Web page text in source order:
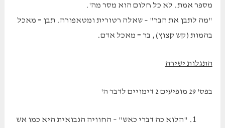
מספר אמת. לא כל חלום הוא מסר מה'.
"מה לתבן את הבר" – שאלה רטורית ומטאפורה. תבן = מאכל
בהמות (קש קצוץ), בר = מאכל אדם.
התגלות ישירה
בפס' 29 מופיעים 2 דימויים לדבר ה'
"הלוא כה דברי כאש" – החוויה הנבואית היא כמו אש